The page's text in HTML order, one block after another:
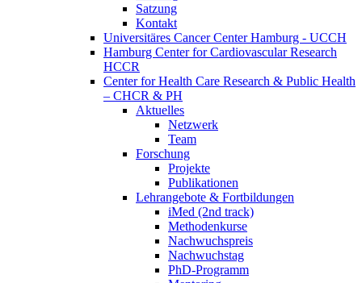
Satzung
Kontakt
Universitäres Cancer Center Hamburg - UCCH
Hamburg Center for Cardiovascular Research
HCCR
Center for Health Care Research & Public Health
– CHCR & PH
Aktuelles
Netzwerk
Team
Forschung
Projekte
Publikationen
Lehrangebote & Fortbildungen
iMed (2nd track)
Methodenkurse
Nachwuchspreis
Nachwuchstag
PhD-Programm